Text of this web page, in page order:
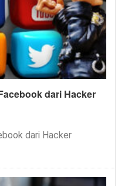
dari Hacker
dari Hacker